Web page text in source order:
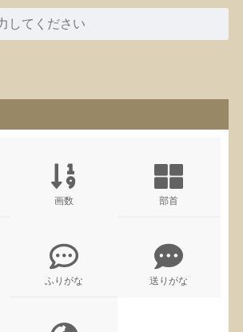
画数 部首
ふりがな 送りがな